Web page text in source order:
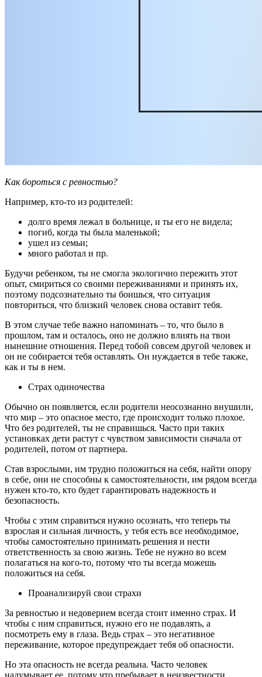
Как бороться с ревностью?
Например, кто-то из родителей:
долго время лежал в больнице, и ты его не видела;
погиб, когда ты была маленькой;
ушел из семьи;
много работал и пр.
Будучи ребенком, ты не смогла экологично пережить этот
опыт, смириться со своими переживаниями и принять их,
поэтому подсознательно ты боишься, что ситуация
повториться, что близкий человек снова оставит тебя.
В этом случае тебе важно напоминать – то, что было в
прошлом, там и осталось, оно не должно влиять на твои
нынешние отношения. Перед тобой совсем другой человек и
он не собирается тебя оставлять. Он нуждается в тебе также,
как и ты в нем.
Страх одиночества
Обычно он появляется, если родители неосознанно внушили,
что мир – это опасное место, где происходит только плохое.
Что без родителей, ты не справишься. Часто при таких
установках дети растут с чувством зависимости сначала от
родителей, потом от партнера.
Став взрослыми, им трудно положиться на себя, найти опору
в себе, они не способны к самостоятельности, им рядом всегда
нужен кто-то, кто будет гарантировать надежность и
безопасность.
Чтобы с этим справиться нужно осознать, что теперь ты
взрослая и сильная личность, у тебя есть все необходимое,
чтобы самостоятельно принимать решения и нести
ответственность за свою жизнь. Тебе не нужно во всем
полагаться на кого-то, потому что ты всегда можешь
положиться на себя.
Проанализируй свои страхи
За ревностью и недоверием всегда стоит именно страх. И
чтобы с ним справиться, нужно его не подавлять, а
посмотреть ему в глаза. Ведь страх – это негативное
переживание, которое предупреждает тебя об опасности.
Но эта опасность не всегда реальна. Часто человек
надумывает ее, потому что пребывает в неизвестности.